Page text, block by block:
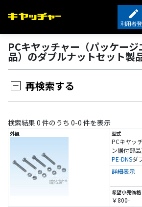
利用者
PCキヤッチャー（パッケー
品）のダブルナットセット製
再検索する
検索結果 0 件のうち 0-0 件を表示
PCキヤッ
ン据付部品
PE-DNSダ
￥800-
詳細表示